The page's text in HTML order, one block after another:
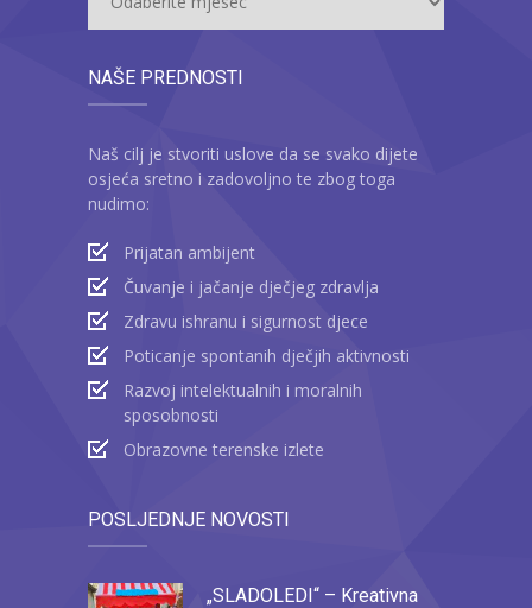
NAŠE PREDNOSTI
Naš cilj je stvoriti uslove da se svako dijete
osjeća sretno i zadovoljno te zbog toga
nudimo:
Prijatan ambijent
Čuvanje i jačanje dječjeg zdravlja
Zdravu ishranu i sigurnost djece
Poticanje spontanih dječjih aktivnosti
Razvoj intelektualnih i moralnih
sposobnosti
Obrazovne terenske izlete
POSLJEDNJE NOVOSTI
„SLADOLEDI“ – Kreativna